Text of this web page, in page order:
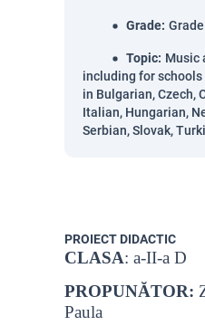
Grade:
Topic: Music
including for
in Bulgarian, Czech,
Italian, Hungarian,
Serbian, Slovak,
PROIECT DIDACTIC
CLASA: a-II-a D
PROPUNĂTOR:
Paula